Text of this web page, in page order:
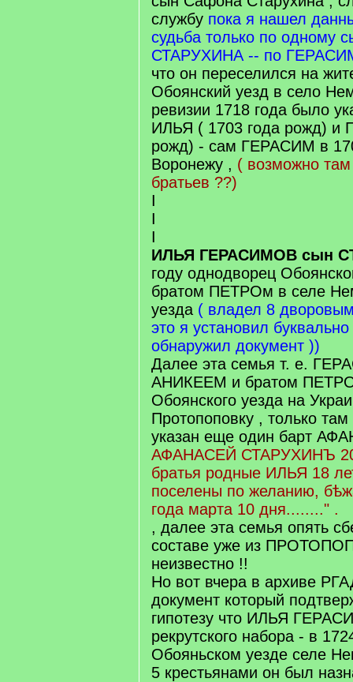
службу пока я нашел
судьба только по одному
СТАРУХИНА -- по
что он переселился на
Обоянский уезд в село
ревизии 1718 года было
ИЛЬЯ ( 1703 года рожд) и
рожд) - сам ГЕРАСИМ в
Воронежу , ( возможно там
братьев ??)
I
I
I
ИЛЬЯ ГЕРАСИМОВ сын
году однодворец
братом ПЕТРОм в селе
уезда ( владел 8
это я установил
обнаружил документ ))
Далее эта семья т. е.
АНИКЕЕМ и братом
Обоянского уезда на
Протопоповку , только
указан еще один барт
АФАНАСЕЙ СТАРУХИНЪ 20
братья родные ИЛЬЯ 18
поселены по желанию,
года марта 10 дня........" .
, далее эта семья опять
составе уже из
неизвестно !!
Но вот вчера в архиве
документ который
гипотезу что ИЛЬЯ
рекрутского набора - в
Обояньском уезде селе
5 крестьянами он был